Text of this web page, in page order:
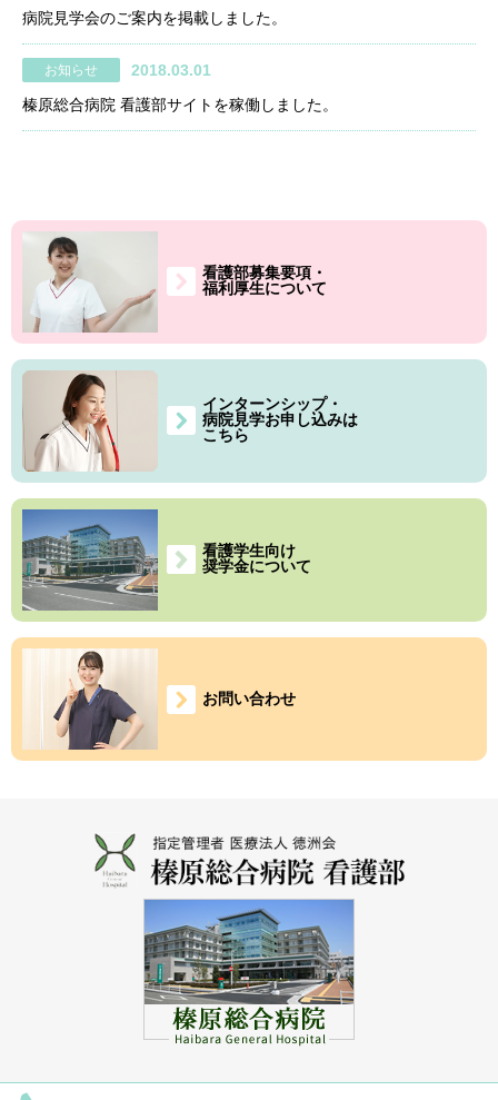
病院見学会のご案内を掲載しました。
お知らせ
2018.03.01
榛原総合病院 看護部サイトを稼働しました。
看護部募集要項・
福利厚生について
インターンシップ・
病院見学お申し込みは
こちら
看護学生向け
奨学金について
お問い合わせ